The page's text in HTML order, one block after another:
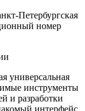
Петербургская
номер
универсальная
инструменты
и разработки
интерфейс,